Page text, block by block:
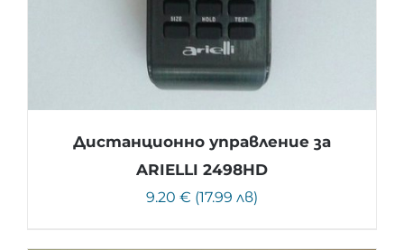
Дистанционно управление за
ARIELLI 2498HD
9.20 € (17.99 лв)